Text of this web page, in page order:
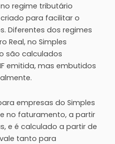
regime tributário
para facilitar o
Diferentes dos regimes
Real, no Simples
são calculados
emitida, mas embutidos
empresas do Simples
no faturamento, a partir
e é calculado a partir de
tanto para